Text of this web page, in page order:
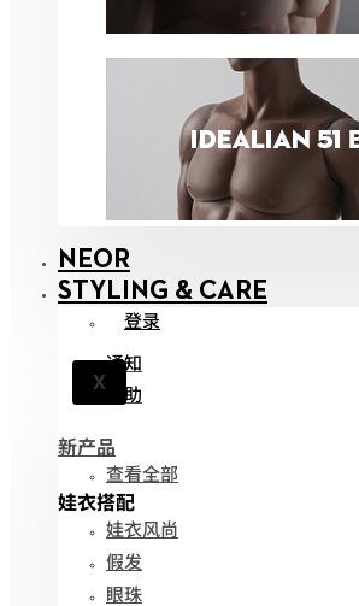
NEOR
STYLING & CARE
登录
X
通知
帮助
新产品
查看全部
娃衣搭配
娃衣风尚
假发
眼珠